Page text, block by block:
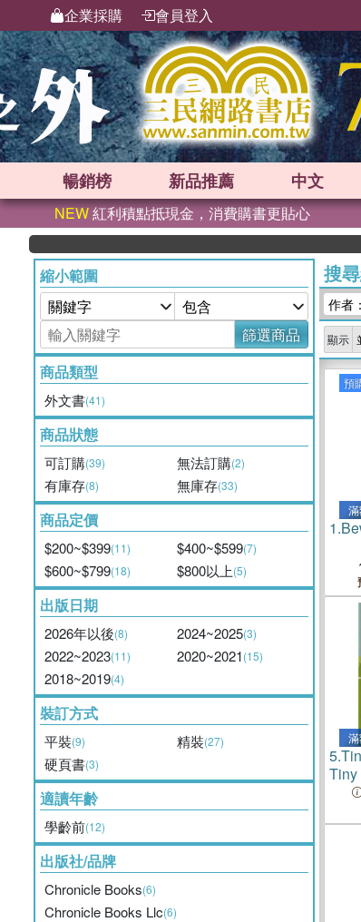
企業採購 會員登入
暢銷榜 新品推薦 中文
NEW紅利積點抵現金，消費購書更貼心
縮小範圍
篩選商品
商品類型
外文書(41)
商品狀態
可訂購(39) 無法訂購(2)
有庫存(8) 無庫存(33)
商品定價
$200~$399(11) $400~$599(7)
$600~$799(18) $800以上(5)
出版日期
2026年以後(8) 2024~2025(3)
2022~2023(11) 2020~2021(15)
2018~2019(4)
裝訂方式
平裝(9) 精裝(27)
硬頁書(3)
適讀年齡
學齡前(12)
出版社/品牌
Chronicle Books(6)
Chronicle Books Llc(6)
搜
作者
顯示
預
1.
5.
Tiny